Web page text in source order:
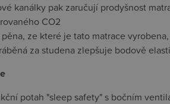
kanálky pak zaručují prodyšnost
CO2
ze které je tato matrace
za studena zlepšuje bodově
potah "sleep safety" s bočním